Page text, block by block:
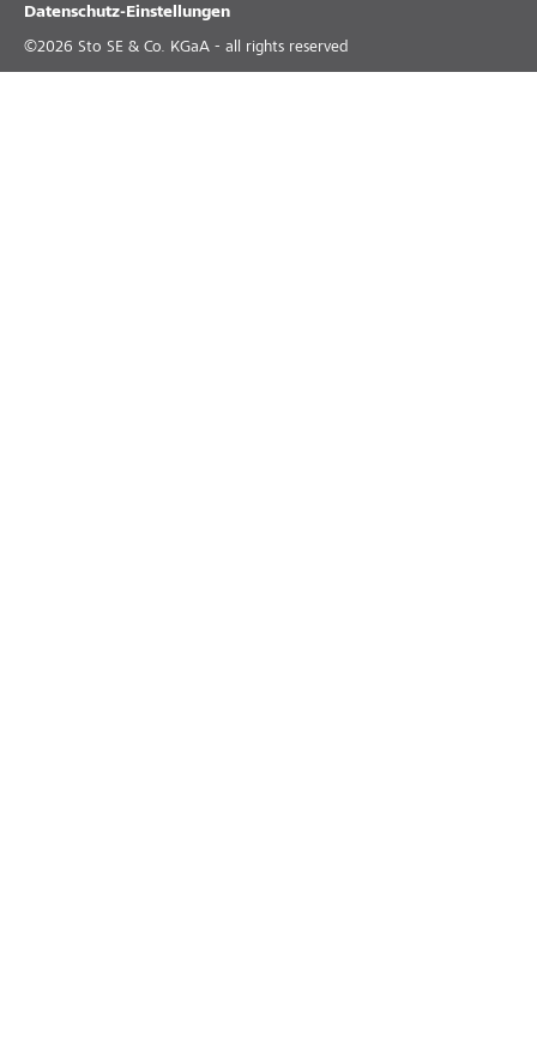
Datenschutz-Einstellungen
©2026 Sto SE & Co. KGaA - all rights reserved